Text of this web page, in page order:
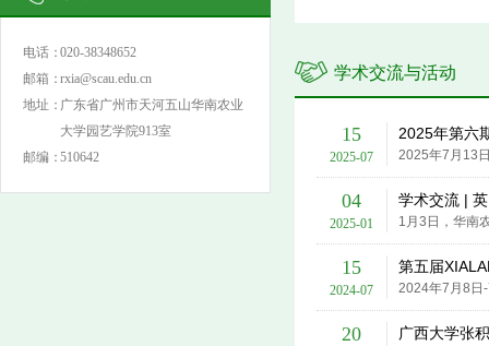
电话：020-38348652
邮箱：rxia@scau.edu.cn
地址：广东省广州市天河五山华南农业
大学园艺学院913室
邮编：510642
学术交流与活动
15
2025-07
2025年第六
04
2025-01
学术交流 |
15
2024-07
第五届
20 广西大学张